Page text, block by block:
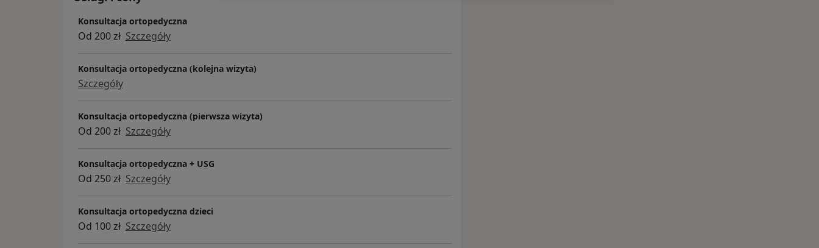
Konsultacja ortopedyczna
Od 200 zł Szczegóły
Konsultacja ortopedyczna (kolejna wizyta)
Szczegóły
Konsultacja ortopedyczna (pierwsza wizyta)
Od 200 zł Szczegóły
Konsultacja ortopedyczna + USG
Od 250 zł Szczegóły
Konsultacja ortopedyczna dzieci
Od 100 zł Szczegóły